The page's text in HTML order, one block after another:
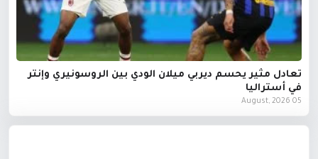
تعادل مثير يحسم ديربي ميلان الودي بين الروسونيري وإنتر
في أستراليا
05 August, 2026